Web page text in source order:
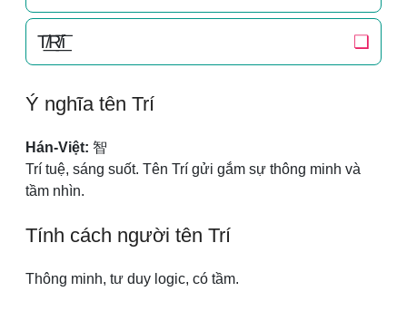
T̸͟͞R̸͟͞í ❏
Ý nghĩa tên Trí
Hán-Việt: 智
Trí tuệ, sáng suốt. Tên Trí gửi gắm sự thông minh và
tầm nhìn.
Tính cách người tên Trí
Thông minh, tư duy logic, có tầm.